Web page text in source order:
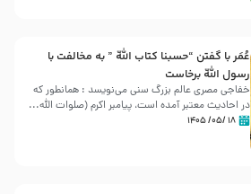
عُمَر با گفتن “حسبنا كتاب اللّه ” به مخالفت با
رسول اللّه برخاست
خفاجی مصری عالم بزرگ سنی می‌نویسد : همانطور که
در احادیث معتبر آمده است، پیامبر اکرم (صلوات اللّه...
۱۸ /۰۵/ ۱۴۰۵